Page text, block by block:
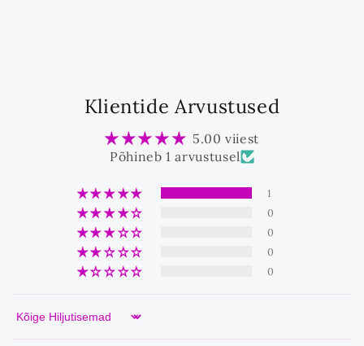
Klientide Arvustused
5.00 viiest
Põhineb 1 arvustusel
1
0
0
0
0
Sort by